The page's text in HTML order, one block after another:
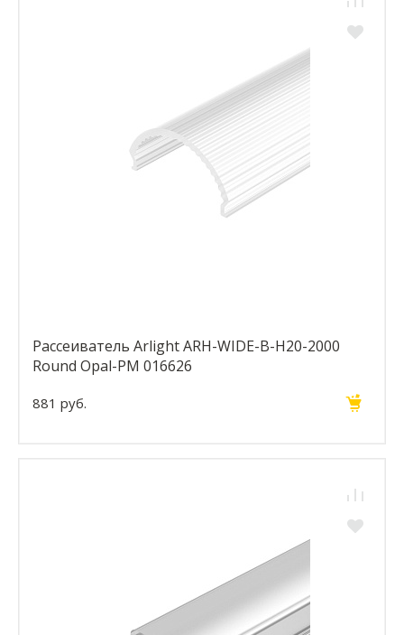
Рассеиватель Arlight ARH-WIDE-B-H20-2000
Round Opal-PM 016626
881 руб.